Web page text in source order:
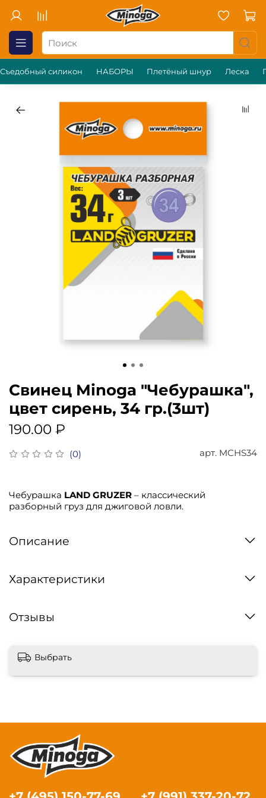
Съедобный силикон НАБОРЫ Плетёный шнур Леска
(0) арт. MCHS34
Свинец Minoga "Чебурашка",
цвет сирень, 34 гр.(3шт)
190.00 ₽
Чебурашка LAND GRUZER – классический
разборный груз для джиговой ловли.
Описание
Характеристики
Отзывы
Выбрать